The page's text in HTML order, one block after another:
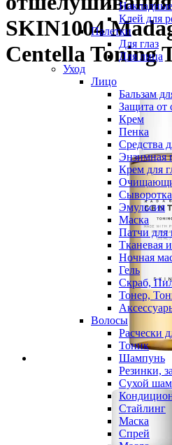
Клей для
Палетки
Для глаз
Для лица
Уход
Лицо
Бальзам
Защита от
Крем
Пенка
Средства
Энзимная
Крем для
Сыворотка
Эмульсия
Маска
Патчи для
Тканевая
Ночная
Гель
Скраб,
Тонер,
Волосы
Расчески
Тоник
Шампунь
Резинки,
Сухой
Стайлинг
Маска
Спрей
SKIN1004
Centella Toning